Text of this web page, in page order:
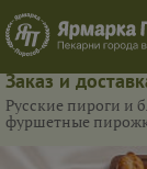
Заказ и
Русские пироги и
фуршетные